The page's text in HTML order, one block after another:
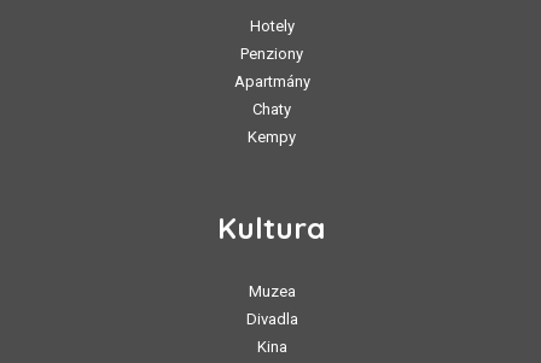
Hotely
Penziony
Apartmány
Chaty
Kempy
Kultura
Muzea
Divadla
Kina